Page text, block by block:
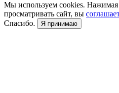
Мы используем cookies.
просматривать сайт, вы
Спасибо.
Я принимаю